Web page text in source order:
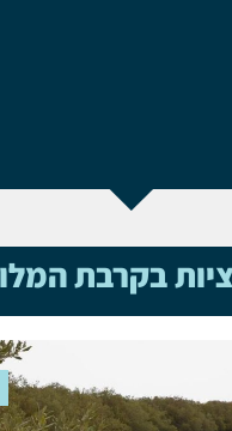
בקרבת